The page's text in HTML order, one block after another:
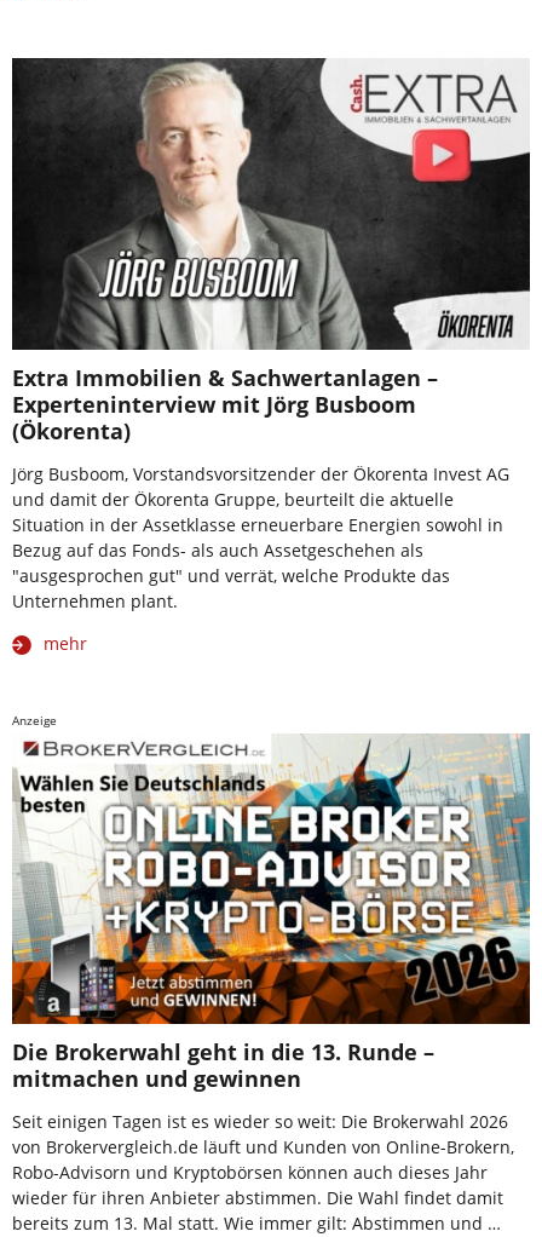
Extra Immobilien & Sachwertanlagen –
Experteninterview mit Jörg Busboom
(Ökorenta)
Jörg Busboom, Vorstandsvorsitzender der Ökorenta Invest AG
und damit der Ökorenta Gruppe, beurteilt die aktuelle
Situation in der Assetklasse erneuerbare Energien sowohl in
Bezug auf das Fonds- als auch Assetgeschehen als
"ausgesprochen gut" und verrät, welche Produkte das
Unternehmen plant.
mehr
Anzeige
Die Brokerwahl geht in die 13. Runde –
mitmachen und gewinnen
Seit einigen Tagen ist es wieder so weit: Die Brokerwahl 2026
von Brokervergleich.de läuft und Kunden von Online-Brokern,
Robo-Advisorn und Kryptobörsen können auch dieses Jahr
wieder für ihren Anbieter abstimmen. Die Wahl findet damit
bereits zum 13. Mal statt. Wie immer gilt: Abstimmen und …